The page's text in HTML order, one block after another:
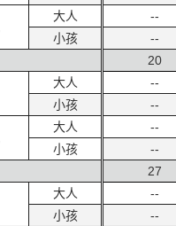
大人
小孩
大人
小孩
大人
小孩
大人
小孩
--
--
20
--
--
--
--
27
--
--